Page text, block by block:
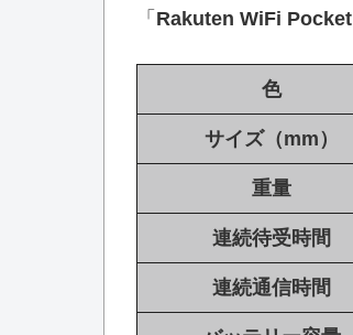
「 Rakuten WiFi Pocket
色
サイズ（mm）
重量
連続待受時間
連続通信時間